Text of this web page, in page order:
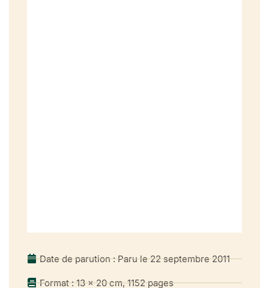
Date de parution : Paru le 22 septembre 2011
Format : 13 x 20 cm, 1152 pages